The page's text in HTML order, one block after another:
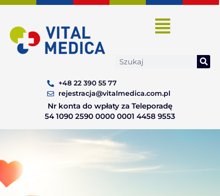
Skip
content
Search
+48 22 390 55 77
rejestracja@vitalmedica.com.pl
Nr konta do wpłaty za Teleporadę
54 1090 2590 0000 0001 4458 9553